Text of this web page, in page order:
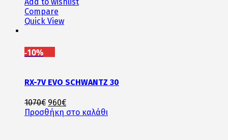
Compare
Quick View
-10%
RX-7V EVO SCHWANTZ 30
1070€ Original
price
960€Η
τρέχουσα
Προσθήκη στο καλάθι